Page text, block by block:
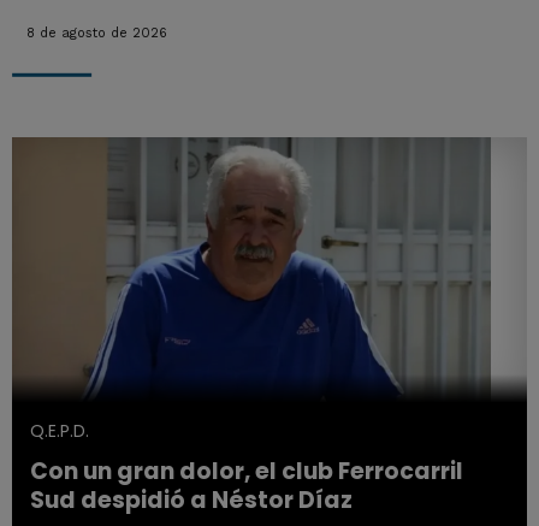
8 de agosto de 2026
Q.E.P.D.
Con un gran dolor, el club Ferrocarril
Sud despidió a Néstor Díaz